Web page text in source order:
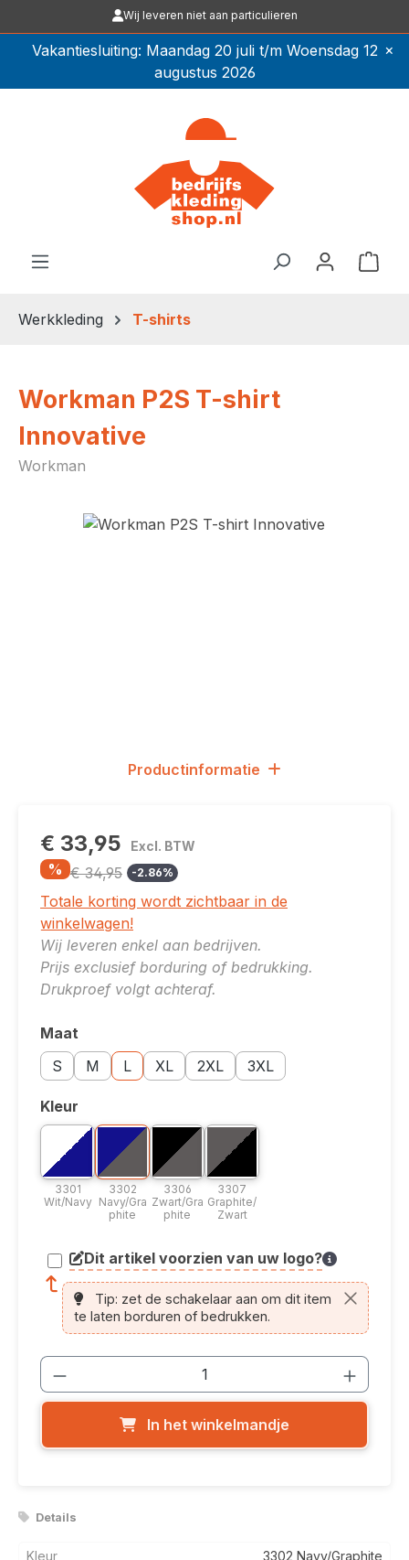
Ga naar de hoofdinhoudWij leveren niet aan particulieren
Vakantiesluiting: Maandag 20 juli t/m Woensdag 12
augustus 2026
×
Werkkleding T-shirts
Workman P2S T-shirt
Innovative
Workman
Afbeeldingengalerij overslaan
Productinformatie
€ 33,95 Excl. BTW
% € 34,95 -2.86%
Totale korting wordt zichtbaar in de
winkelwagen!
Wij leveren enkel aan bedrijven.
Prijs exclusief borduring of bedrukking.
Drukproef volgt achteraf.
Selecteer
Maat
S
Maatoptie: S
M
Maatoptie: M
L
Maatoptie: L
XL
Maatoptie: XL
2XL
Maatoptie: 2XL
3XL
Maatoptie: 3XL
Selecteer
Kleur
3301 Wit/Navy
Bicolor optie: 3301 Wit/Navy
3301
Wit/Navy
3302 Navy/Graphite
Bicolor optie: 3302 Navy/Graphite
3302
Navy/Gra
phite
3306 Zwart/Graphite
Bicolor optie: 3306 Zwart/Graphite
3306
Zwart/Gra
phite
Bicolor optie: 3307 Graphite/
3307
Graphite/
Zwart
Dit artikel voorzien van uw logo?
article.printing.helptext
Tip: zet de schakelaar aan om dit item
te laten borduren of bedrukken.
Producthoeveelheid: Voer de
In het winkelmandje
Details
Kleur 3302 Navy/Graphite